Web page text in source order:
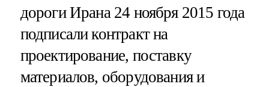
дороги Ирана 24 ноября 2015 года
подписали контракт на
проектирование, поставку
материалов, оборудования и